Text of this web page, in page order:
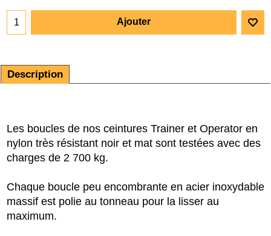
Ajouter
Description
Les boucles de nos ceintures Trainer et Operator en
nylon très résistant noir et mat sont testées avec des
charges de 2 700 kg.
Chaque boucle peu encombrante en acier inoxydable
massif est polie au tonneau pour la lisser au
maximum.